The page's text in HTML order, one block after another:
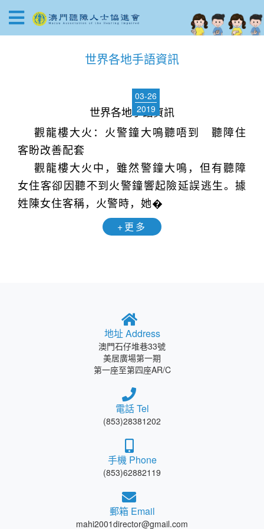
世界各地手語資訊
03-26
2019
世界各地手語資訊
觀龍樓大火：火警鐘大鳴聽唔到 聽障住
客盼改善配套
觀龍樓大火中，雖然警鐘大鳴，但有聽障
女住客卻因聽不到火警鐘響起險延誤逃生。據
姓陳女住客稱，火警時，她�
+更多
地址 Address
澳門石仔堆巷33號
美居廣場第一期
第一座至第四座AR/C
電話 Tel
(853)28381202
手機 Phone
(853)62882119
郵箱 Email
mahi2001director@gmail.com